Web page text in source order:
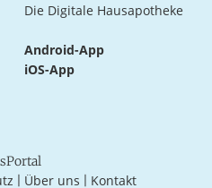
Die Digitale Hausapotheke
Android-App
iOS-App
Über uns Kontakt